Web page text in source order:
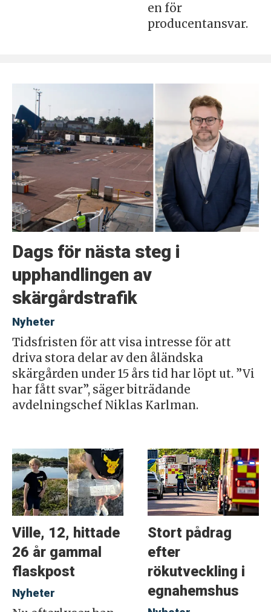
en för
producentansvar.
Dags för nästa steg i
upphandlingen av
skärgårdstrafik
Nyheter
Tidsfristen för att visa intresse för att
driva stora delar av den åländska
skärgården under 15 års tid har löpt ut. ”Vi
har fått svar”, säger biträdande
avdelningschef Niklas Karlman.
Ville, 12, hittade
26 år gammal
flaskpost
Nyheter
Stort pådrag
efter
rökutveckling i
egnahemshus